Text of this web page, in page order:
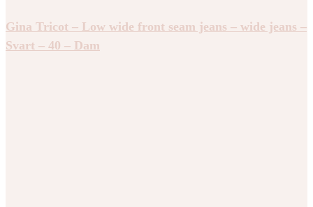
Gina Tricot – Low wide front seam jeans – wide jeans –
Svart – 40 – Dam